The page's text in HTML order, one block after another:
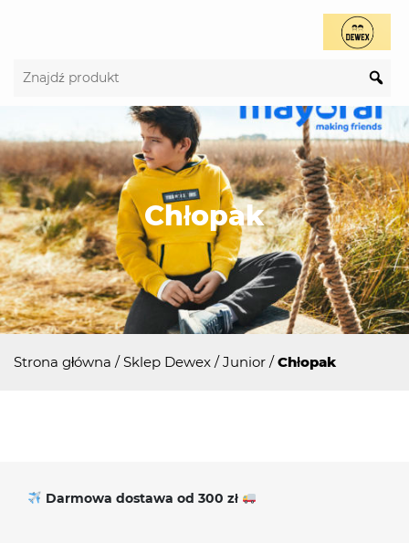
Chłopak
Strona główna /Sklep Dewex /Junior /Chłopak
Darmowa dostawa od 300 zł